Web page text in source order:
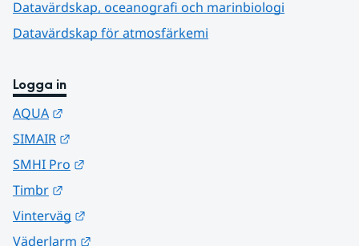
Datavärdskap, oceanografi och marinbiologi
Datavärdskap för atmosfärkemi
Logga in
AQUA
SIMAIR
SMHI Pro
Timbr
Vinterväg
Väderlarm